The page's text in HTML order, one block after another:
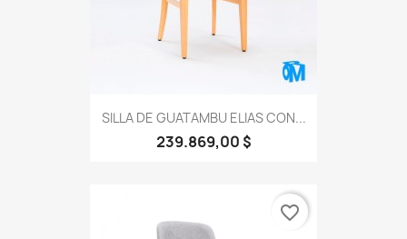
SILLA DE GUATAMBU ELIAS CON...
239.869,00 $
favorite_border